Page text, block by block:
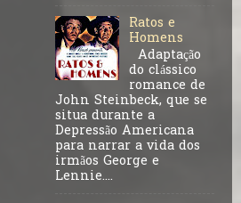
Ratos e
Homens
Adaptação
do clássico
romance de
John Steinbeck, que se
situa durante a
Depressão Americana
para narrar a vida dos
irmãos George e
Lennie....